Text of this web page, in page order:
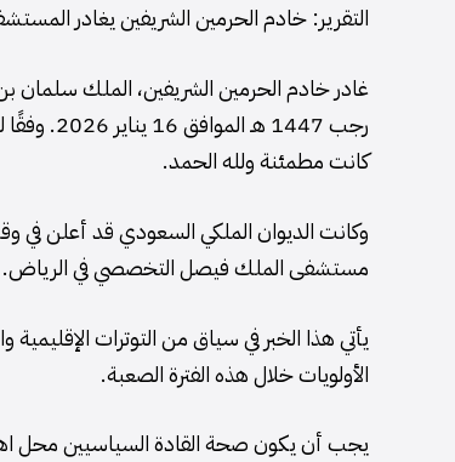
التقرير: خادم الحرمين الشريفين يغادر
رجب
كانت مطمئنة ولله الحمد.
وكانت الديوان الملكي السعودي قد أعلن
مستشفى الملك فيصل التخصصي في الرياض.
يأتي هذا الخبر في سياق من التوترات
الأولويات خلال هذه الفترة الصعبة.
يجب أن يكون صحة القادة السياسيين محل